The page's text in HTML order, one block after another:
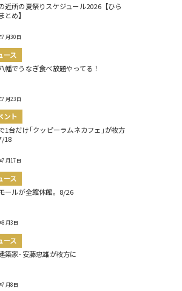
近所の夏祭りスケジュール2026【ひら
とめ】
7月30日
ース
幡でうなぎ食べ放題やってる！
7月23日
ント
1台だけ｢クッピーラムネカフェ｣が枚方
18
7月17日
ース
ールが全館休館。8/26
8月3日
ース
築家･安藤忠雄が枚方に
7月8日